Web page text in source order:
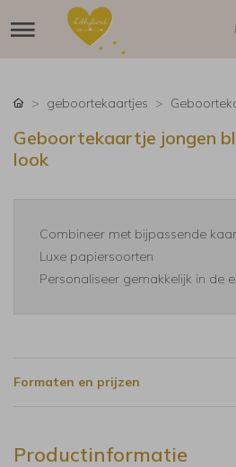
geboortekaartjes
Geboortekaartje jongen
look
Combineer met bijpassende
Luxe papiersoorten
Personaliseer gemakkelijk in de
Formaten en prijzen
Productinformatie